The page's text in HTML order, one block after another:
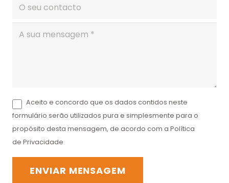
Aceito e concordo que os dados contidos neste
formulário serão utilizados pura e simplesmente para o
propósito desta mensagem, de acordo com a Política
de Privacidade